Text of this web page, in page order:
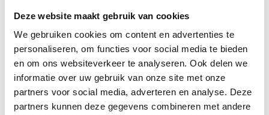
Deze website maakt gebruik van cookies
We gebruiken cookies om content en advertenties te
personaliseren, om functies voor social media te bieden
en om ons websiteverkeer te analyseren. Ook delen we
informatie over uw gebruik van onze site met onze
partners voor social media, adverteren en analyse. Deze
partners kunnen deze gegevens combineren met andere
ontmoetingen tussen de bewoners stimuleren.
Een ander belangrijk aspect aan het zelfstandig
blijven wonen is dat de voorzieningen hier
optimaal voor zijn ingericht. Daarom zijn we de
samenwerking aangegaan met AxionContinu.”